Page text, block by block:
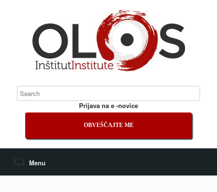
Prijava na e -novice
OBVEŠČAJTE ME
Menu